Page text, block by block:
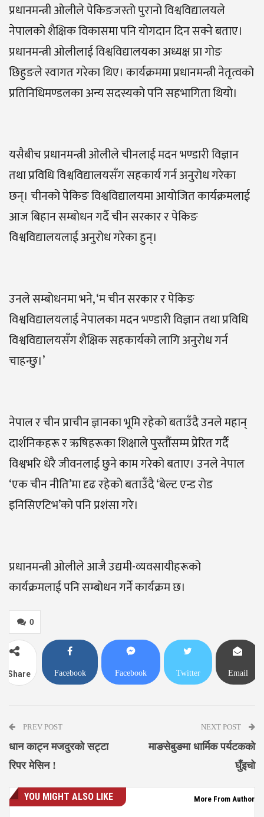
प्रधानमन्त्री ओलीले पेकिङजस्तो पुरानो विश्वविद्यालयले
नेपालको शैक्षिक विकासमा पनि योगदान दिन सक्ने बताए।
प्रधानमन्त्री ओलीलाई विश्वविद्यालयका अध्यक्ष प्रा गोङ
छिहुङले स्वागत गरेका थिए। कार्यक्रममा प्रधानमन्त्री नेतृत्वको
प्रतिनिधिमण्डलका अन्य सदस्यको पनि सहभागिता थियो।
यसैबीच प्रधानमन्त्री ओलीले चीनलाई मदन भण्डारी विज्ञान
तथा प्रविधि विश्वविद्यालयसँग सहकार्य गर्न अनुरोध गरेका
छन्। चीनको पेकिङ विश्वविद्यालयमा आयोजित कार्यक्रमलाई
आज बिहान सम्बोधन गर्दै चीन सरकार र पेकिङ
विश्वविद्यालयलाई अनुरोध गरेका हुन्।
उनले सम्बोधनमा भने, ‘म चीन सरकार र पेकिङ
विश्वविद्यालयलाई नेपालका मदन भण्डारी विज्ञान तथा प्रविधि
विश्वविद्यालयसँग शैक्षिक सहकार्यको लागि अनुरोध गर्न
चाहन्छु।’
नेपाल र चीन प्राचीन ज्ञानका भूमि रहेको बताउँदै उनले महान्
दार्शनिकहरू र ऋषिहरूका शिक्षाले पुस्तौंसम्म प्रेरित गर्दै
विश्वभरि धेरै जीवनलाई छुने काम गरेको बताए। उनले नेपाल
‘एक चीन नीति’मा दृढ रहेको बताउँदै ‘बेल्ट एन्ड रोड
इनिसिएटिभ’को पनि प्रशंसा गरे।
प्रधानमन्त्री ओलीले आजै उद्यमी-व्यवसायीहरूको
कार्यक्रमलाई पनि सम्बोधन गर्ने कार्यक्रम छ।
0
Share Facebook Facebook Twitter Email
PREV POST
धान काट्न मजदुरको सट्टा
रिपर मेसिन !
NEXT POST
माङसेबुङमा धार्मिक पर्यटकको
घुँइचो
YOU MIGHT ALSO LIKE More From Author